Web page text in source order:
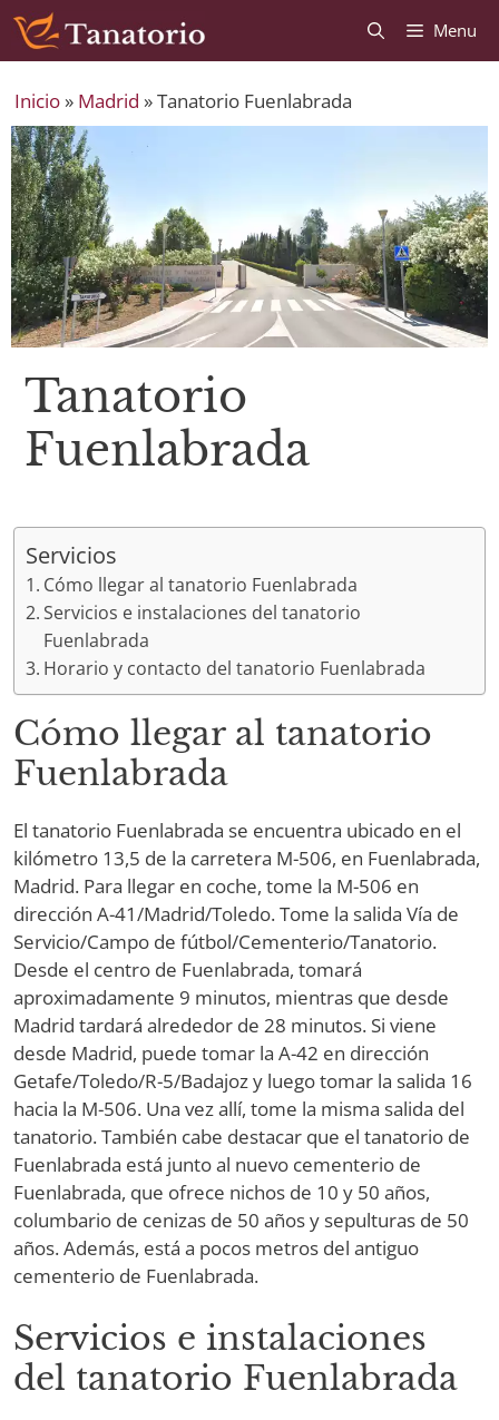
Saltar
contenido
Saltar
contenido
Menu
Inicio » Madrid »Tanatorio Fuenlabrada
Tanatorio
Fuenlabrada
Servicios
Cómo llegar al tanatorio Fuenlabrada
Servicios e instalaciones del tanatorio
Fuenlabrada
Horario y contacto del tanatorio Fuenlabrada
Cómo llegar al tanatorio
Fuenlabrada
El tanatorio Fuenlabrada se encuentra ubicado en el
kilómetro 13,5 de la carretera M-506, en Fuenlabrada,
Madrid. Para llegar en coche, tome la M-506 en
dirección A-41/Madrid/Toledo. Tome la salida Vía de
Servicio/Campo de fútbol/Cementerio/Tanatorio.
Desde el centro de Fuenlabrada, tomará
aproximadamente 9 minutos, mientras que desde
Madrid tardará alrededor de 28 minutos. Si viene
desde Madrid, puede tomar la A-42 en dirección
Getafe/Toledo/R-5/Badajoz y luego tomar la salida 16
hacia la M-506. Una vez allí, tome la misma salida del
tanatorio. También cabe destacar que el tanatorio de
Fuenlabrada está junto al nuevo cementerio de
Fuenlabrada, que ofrece nichos de 10 y 50 años,
columbario de cenizas de 50 años y sepulturas de 50
años. Además, está a pocos metros del antiguo
cementerio de Fuenlabrada.
Servicios e instalaciones
del tanatorio Fuenlabrada